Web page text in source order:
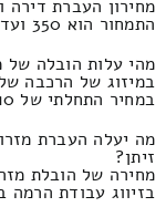
מחירון העברת דירה
התמחור הוא 350 ועד 190 ₪.
מהי עלות הובלה של
במיזוג של הרכבה
במחיר התחלתי של 210 שקלים חדשים.
מה יעלה העברת
זיתן?
מחירה של הובלת
בזיווג עבודת הרמה באיזור